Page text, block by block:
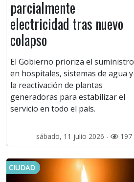
parcialmente
electricidad tras nuevo
colapso
El Gobierno prioriza el suministro
en hospitales, sistemas de agua y
la reactivación de plantas
generadoras para estabilizar el
servicio en todo el país.
sábado, 11 julio 2026 - 197
CIUDAD